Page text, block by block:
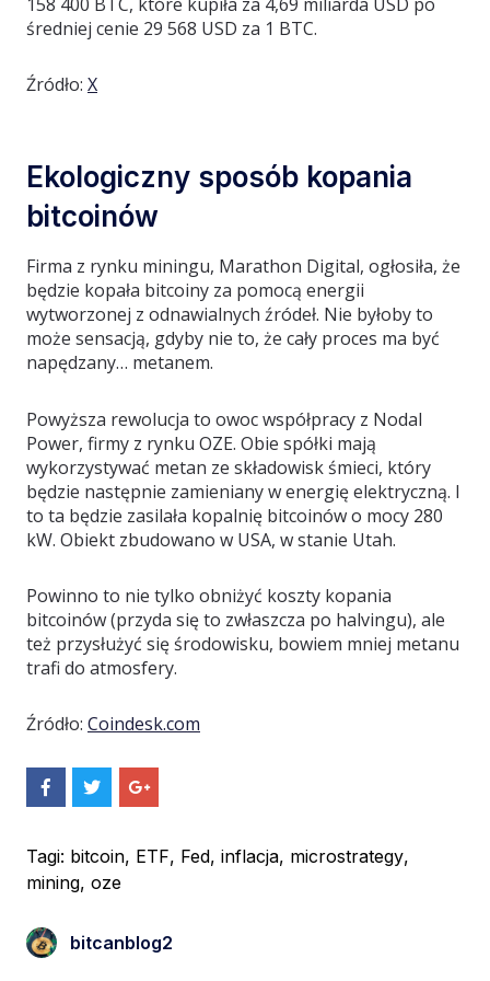
średniej cenie 29 568 USD za 1 BTC.
Źródło: X
Ekologiczny sposób kopania
bitcoinów
Firma z rynku miningu, Marathon Digital, ogłosiła, że
będzie kopała bitcoiny za pomocą energii
wytworzonej z odnawialnych źródeł. Nie byłoby to
może sensacją, gdyby nie to, że cały proces ma być
napędzany… metanem.
Powyższa rewolucja to owoc współpracy z Nodal
Power, firmy z rynku OZE. Obie spółki mają
wykorzystywać metan ze składowisk śmieci, który
będzie następnie zamieniany w energię elektryczną. I
to ta będzie zasilała kopalnię bitcoinów o mocy 280
kW. Obiekt zbudowano w USA, w stanie Utah.
Powinno to nie tylko obniżyć koszty kopania
bitcoinów (przyda się to zwłaszcza po halvingu), ale
też przysłużyć się środowisku, bowiem mniej metanu
trafi do atmosfery.
Źródło: Coindesk.com
h
e
O
n
c
h
e
n
i
S
h
e
o
g
Tagi: bitcoin, ETF, Fed, inflacja, microstrategy,
mining, oze
bitcanblog2